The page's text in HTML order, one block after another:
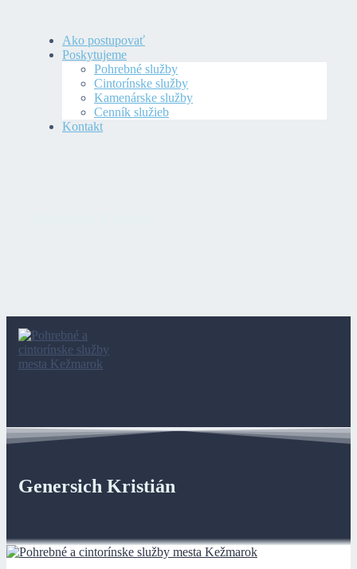
Ako postupovať
Poskytujeme
Pohrebné služby
Cintorínske služby
Kamenárske služby
Cenník služieb
Kontakt
Genersich Kristián